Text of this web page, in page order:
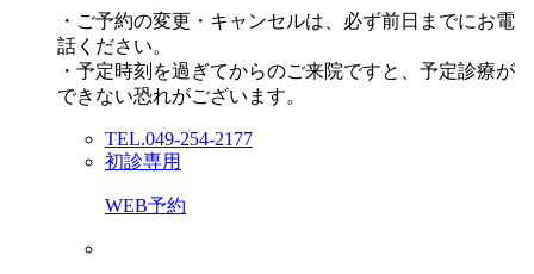
・ご予約の変更・キャンセルは、必ず前日までにお電
話ください。
・予定時刻を過ぎてからのご来院ですと、予定診療が
できない恐れがございます。
TEL.049-254-2177
初診専用
WEB予約